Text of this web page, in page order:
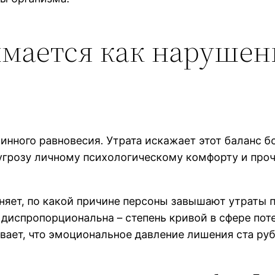
как
равновесия. Утрата искажает этот баланс
личному психологическому комфорту и
по какой причине персоны завышают утраты
– степень кривой в сфере
что эмоциональное давление лишения ста